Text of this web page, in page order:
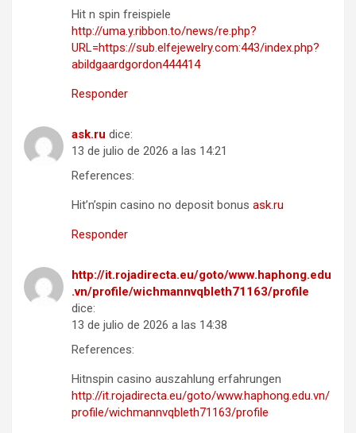
Hit n spin freispiele
http://uma.y.ribbon.to/news/re.php?
URL=https://sub.elfejewelry.com:443/index.php?
abildgaardgordon444414
Responder
ask.ru dice:
13 de julio de 2026 a las 14:21
References:
Hit’n’spin casino no deposit bonus ask.ru
Responder
http://it.rojadirecta.eu/goto/www.haphong.edu
.vn/profile/wichmannvqbleth71163/profile
dice:
13 de julio de 2026 a las 14:38
References:
Hitnspin casino auszahlung erfahrungen
http://it.rojadirecta.eu/goto/www.haphong.edu.vn/
profile/wichmannvqbleth71163/profile